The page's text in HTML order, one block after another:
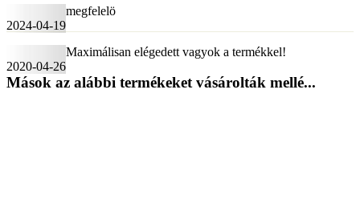
2024-04-19
megfelelö
2020-04-26
Maximálisan elégedett vagyok a termékkel!
Mások az alábbi termékeket vásárolták mellé...